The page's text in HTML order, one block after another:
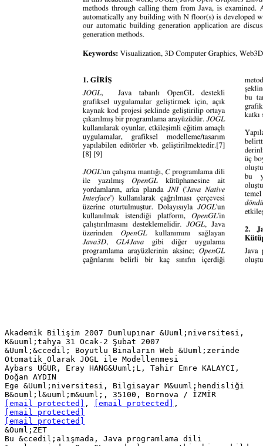
Akademik Bilişim 2007 Dumlupınar &Uuml;niversitesi,
K&uuml;tahya 31 Ocak-2 Şubat 2007
&Uuml;&ccedil; Boyutlu Binaların Web &Uuml;zerinde
Otomatik Olarak JOGL ile Modellenmesi
Aybars UĞUR, Eray HANG&Uuml;L, Tahir Emre KALAYCI,
Doğan AYDIN
Ege &Uuml;niversitesi, Bilgisayar M&uuml;hendisliği
[email protected]
, [email protected]
,
[email protected]
[email protected]